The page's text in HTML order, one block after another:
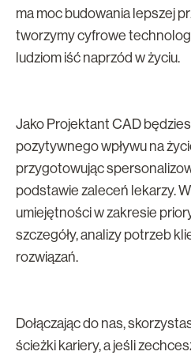
ma moc budowania lepszej
tworzymy cyfrowe
ludziom iść naprzód w życiu.
Jako Projektant CAD
pozytywnego wpływu na
przygotowując
podstawie zaleceń lekarzy.
umiejętności w zakresie
szczegóły, analizy potrzeb
rozwiązań.
Dołączając do nas,
ścieżki kariery, a jeśli